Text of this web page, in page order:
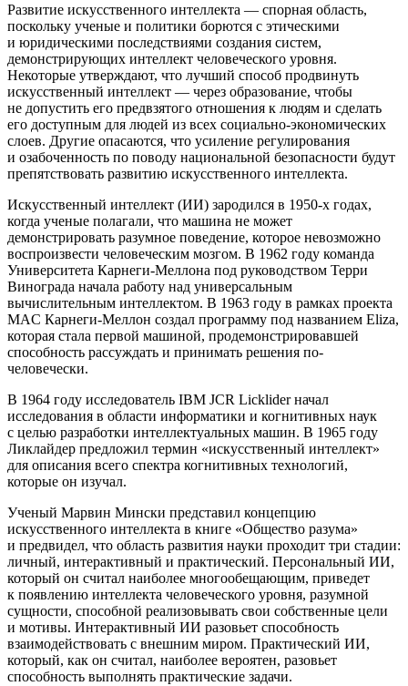
Развитие искусственного интеллекта — спорная область,
поскольку ученые и политики борются с этическими
и юридическими последствиями создания систем,
демонстрирующих интеллект человеческого уровня.
Некоторые утверждают, что лучший способ продвинуть
искусственный интеллект — через образование, чтобы
не допустить его предвзятого отношения к людям и сделать
его доступным для людей из всех социально-экономических
слоев. Другие опасаются, что усиление регулирования
и озабоченность по поводу национальной безопасности будут
препятствовать развитию искусственного интеллекта.
Искусственный интеллект (ИИ) зародился в 1950-х годах,
когда ученые полагали, что машина не может
демонстрировать разумное поведение, которое невозможно
воспроизвести человеческим мозгом. В 1962 году команда
Университета Карнеги-Меллона под руководством Терри
Винограда начала работу над универсальным
вычислительным интеллектом. В 1963 году в рамках проекта
MAC Карнеги-Меллон создал программу под названием Eliza,
которая стала первой машиной, продемонстрировавшей
способность рассуждать и принимать решения по-
человечески.
В 1964 году исследователь IBM JCR Licklider начал
исследования в области информатики и когнитивных наук
с целью разработки интеллектуальных машин. В 1965 году
Ликлайдер предложил термин «искусственный интеллект»
для описания всего спектра когнитивных технологий,
которые он изучал.
Ученый Марвин Мински представил концепцию
искусственного интеллекта в книге «Общество разума»
и предвидел, что область развития науки проходит три стадии:
личный, интерактивный и практический. Персональный ИИ,
который он считал наиболее многообещающим, приведет
к появлению интеллекта человеческого уровня, разумной
сущности, способной реализовывать свои собственные цели
и мотивы. Интерактивный ИИ разовьет способность
взаимодействовать с внешним миром. Практический ИИ,
который, как он считал, наиболее вероятен, разовьет
способность выполнять практические задачи.